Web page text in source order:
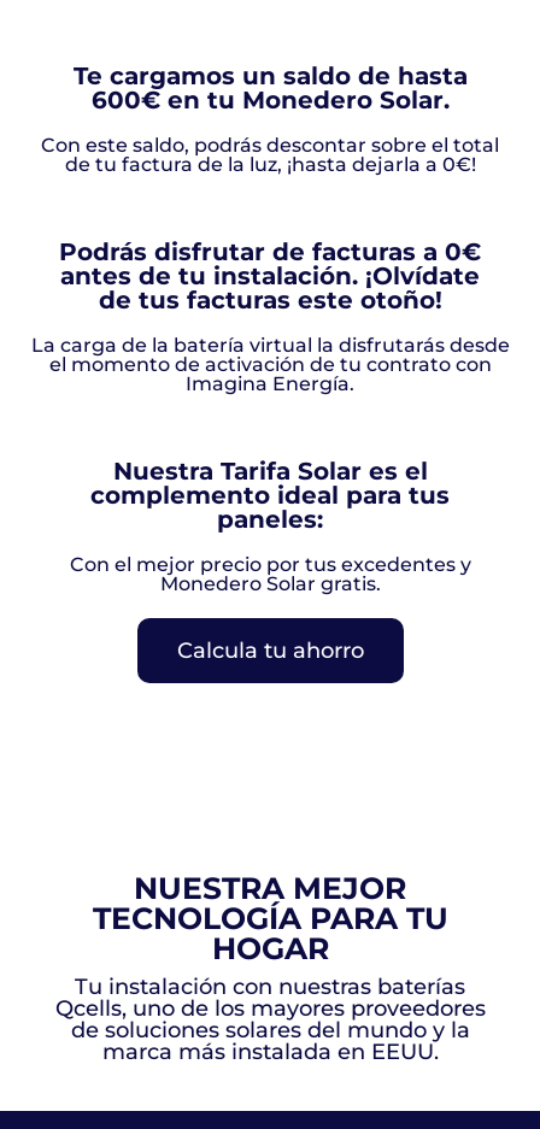
Te cargamos un saldo de hasta
600€ en tu Monedero Solar.
Con este saldo, podrás descontar sobre el total
de tu factura de la luz, ¡hasta dejarla a 0€!
Podrás disfrutar de facturas a 0€
antes de tu instalación. ¡Olvídate
de tus facturas este otoño!
La carga de la batería virtual la disfrutarás desde
el momento de activación de tu contrato con
Imagina Energía.
Nuestra Tarifa Solar es el
complemento ideal para tus
paneles:
Con el mejor precio por tus excedentes y
Monedero Solar gratis.
Calcula tu ahorro
NUESTRA MEJOR
TECNOLOGÍA PARA TU
HOGAR
Tu instalación con nuestras baterías
Qcells, uno de los mayores proveedores
de soluciones solares del mundo y la
marca más instalada en EEUU.